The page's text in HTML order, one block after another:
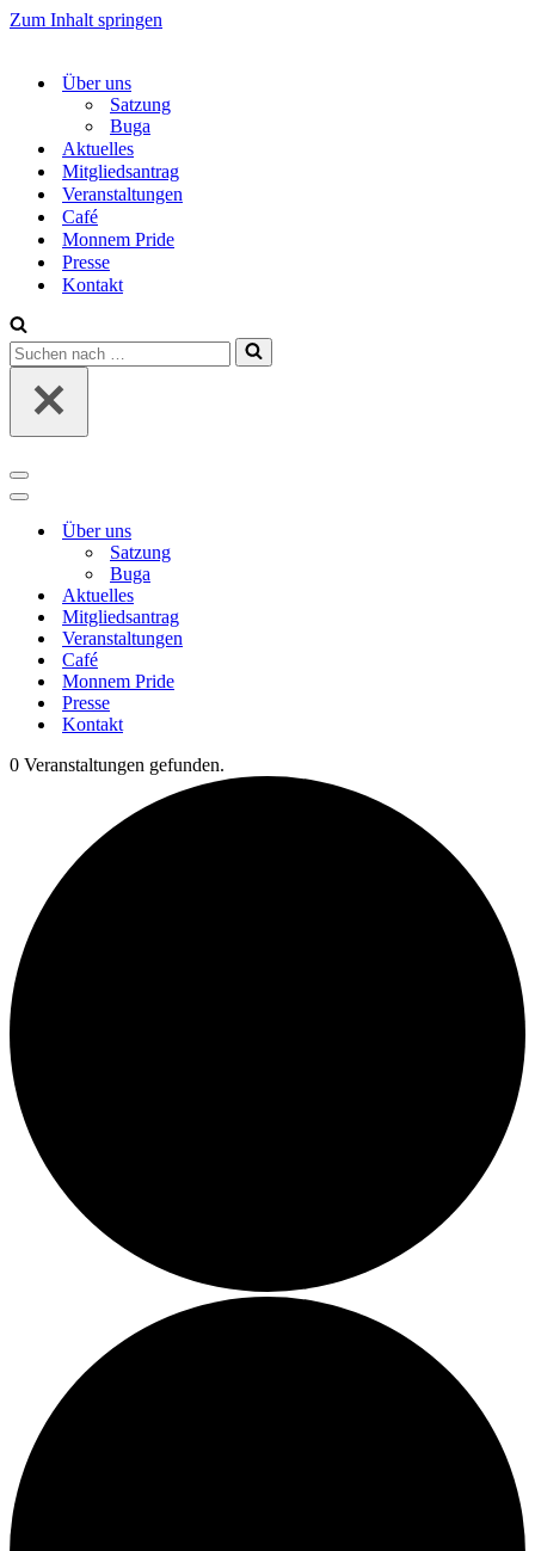
Zum Inhalt springen
Über uns
Satzung
Buga
Aktuelles
Mitgliedsantrag
Veranstaltungen
Café
Monnem Pride
Presse
Kontakt
Suchen
nach …
Navigations-
Menü
Navigations-
Über uns
Satzung
Buga
Aktuelles
Mitgliedsantrag
Veranstaltungen
Café
Monnem Pride
Presse
Kontakt
0 Veranstaltungen gefunden.